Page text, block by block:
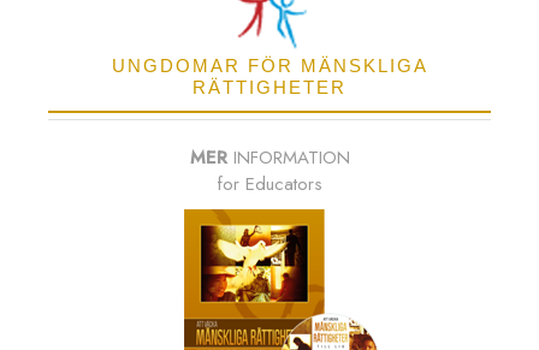
UNGDOMAR FÖR MÄNSKLIGA
RÄTTIGHETER
MER INFORMATION
for Educators